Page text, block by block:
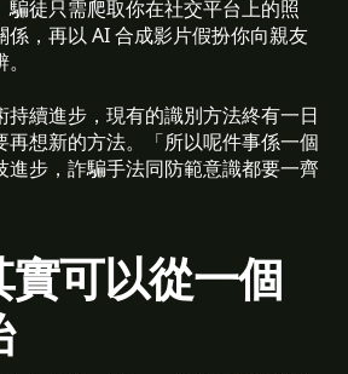
騙徒只需爬取你在社交平台上的照
係，再以 AI 合成影片假扮你向親友
持續進步，現有的識別方法終有一日
再想新的方法。「所以呢件事係一個
步，詐騙手法同防範意識都要一齊
可以從一個